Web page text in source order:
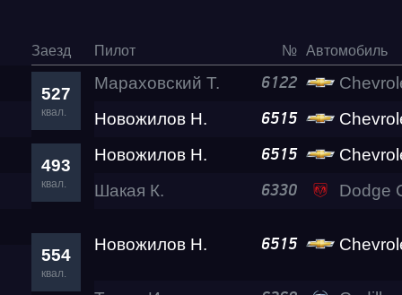
Заезд Пилот № Автомобиль
527
квал.
Мараховский Т. 6122
Новожилов Н.
6515
493
квал.
Новожилов Н. 6515
Шакая К.
6330 Dodge
554
квал.
Новожилов Н. 6515